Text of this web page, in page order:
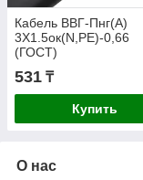
Кабель ВВГ-Пнг(А)
3Х1.5ок(N,РЕ)-0,66
(ГОСТ)
531 ₸
Купить
О нас